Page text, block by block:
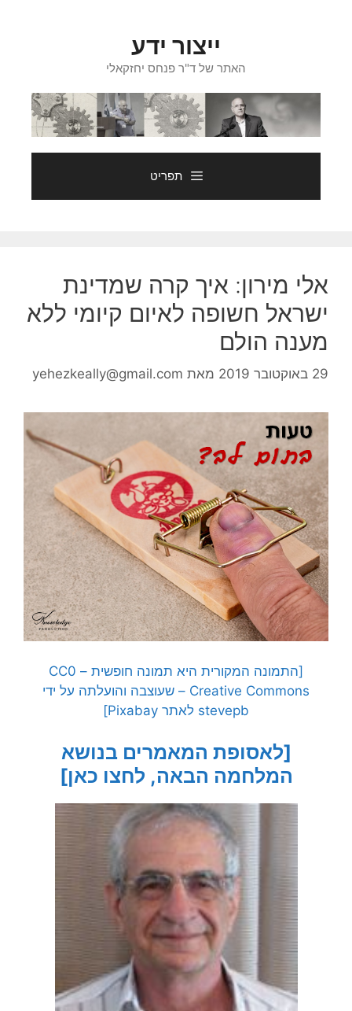
ייצור ידע
האתר של ד"ר פנחס יחזקאלי
תפריט
אלי מירון: איך קרה שמדינת
ישראל חשופה לאיום קיומי ללא
מענה הולם
29 באוקטובר 2019 מאת yehezkeally@gmail.com
[התמונה המקורית היא תמונה חופשית – CC0
Creative Commons – שעוצבה והועלתה על ידי
stevepb לאתר Pixabay]
[לאסופת המאמרים בנושא
המלחמה הבאה, לחצו כאן]